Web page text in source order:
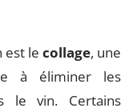
est le collage, une
à éliminer les
le vin. Certains